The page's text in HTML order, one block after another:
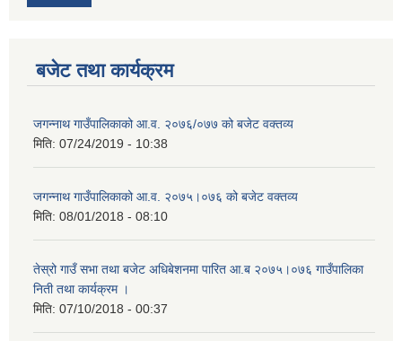
बजेट तथा कार्यक्रम
जगन्नाथ गाउँपालिकाको आ.व. २०७६/०७७ को बजेट वक्तव्य
मिति: 07/24/2019 - 10:38
जगन्नाथ गाउँपालिकाको आ.व. २०७५।०७६ को बजेट वक्तव्य
मिति: 08/01/2018 - 08:10
तेस्रो गाउँ सभा तथा बजेट अधिबेशनमा पारित आ.ब २०७५।०७६ गाउँपालिका
निती तथा कार्यक्रम ।
मिति: 07/10/2018 - 00:37